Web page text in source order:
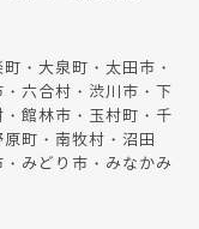
・大泉町・太田市・
六合村・渋川市・下
館林市・玉村町・千
町・南牧村・沼田
みどり市・みなかみ